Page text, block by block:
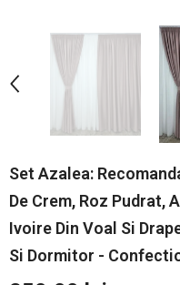
Set Azalea:
De Crem, Roz Pudrat,
Ivoire Din Voal Si
Si Dormitor -